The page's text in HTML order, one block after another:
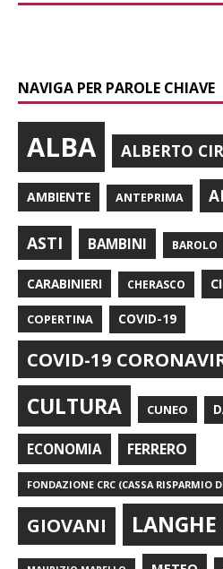
NAVIGA PER PAROLE CHIAVE
ALBA ALBERTO
AMBIENTE ANTEPRIMA
ASTI BAMBINI BAROLO
CARABINIERI CHERASCO
COPERTINA COVID-19
COVID-19
CULTURA CUNEO
ECONOMIA FERRERO
FONDAZIONE CRC (CASSA RISPARMIO
GIOVANI LANGHE